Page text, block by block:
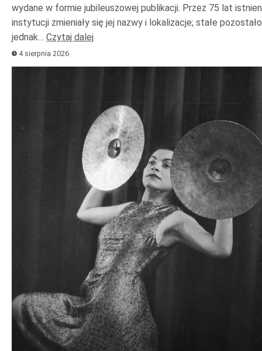
wydane w formie jubileuszowej publikacji. Przez 75 lat
instytucji zmieniały się jej nazwy i lokalizacje; stałe pozostało
jednak… Czytaj dalej
4 sierpnia 2026